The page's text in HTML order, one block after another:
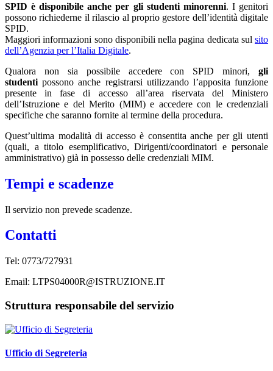
SPID è disponibile anche per gli studenti minorenni. I genitori
possono richiederne il rilascio al proprio gestore dell’identità digitale
SPID.
Maggiori informazioni sono disponibili nella pagina dedicata sul sito
dell’Agenzia per l’Italia Digitale.
Qualora non sia possibile accedere con SPID minori, gli
studenti possono anche registrarsi utilizzando l’apposita funzione
presente in fase di accesso all’area riservata del Ministero
dell’Istruzione e del Merito (MIM) e accedere con le credenziali
specifiche che saranno fornite al termine della procedura.
Quest’ultima modalità di accesso è consentita anche per gli utenti
(quali, a titolo esemplificativo, Dirigenti/coordinatori e personale
amministrativo) già in possesso delle credenziali MIM.
Tempi e scadenze
Il servizio non prevede scadenze.
Contatti
Tel: 0773/727931
Email: LTPS04000R@ISTRUZIONE.IT
Struttura responsabile del servizio
Ufficio di Segreteria